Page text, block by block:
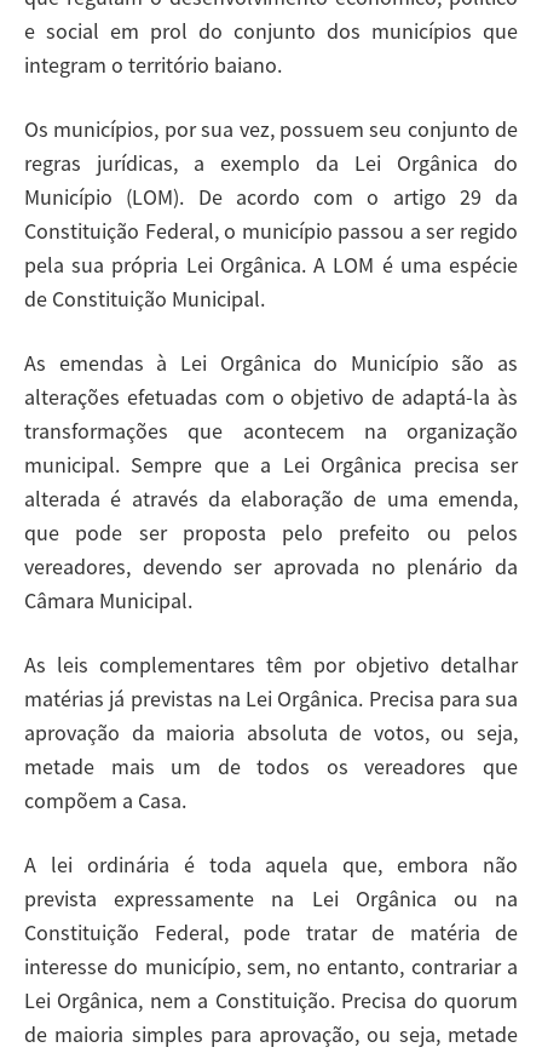
e social em prol do conjunto dos municípios que
integram o território baiano.
Os municípios, por sua vez, possuem seu conjunto de
regras jurídicas, a exemplo da Lei Orgânica do
Município (LOM). De acordo com o artigo 29 da
Constituição Federal, o município passou a ser regido
pela sua própria Lei Orgânica. A LOM é uma espécie
de Constituição Municipal.
As emendas à Lei Orgânica do Município são as
alterações efetuadas com o objetivo de adaptá-la às
transformações que acontecem na organização
municipal. Sempre que a Lei Orgânica precisa ser
alterada é através da elaboração de uma emenda,
que pode ser proposta pelo prefeito ou pelos
vereadores, devendo ser aprovada no plenário da
Câmara Municipal.
As leis complementares têm por objetivo detalhar
matérias já previstas na Lei Orgânica. Precisa para sua
aprovação da maioria absoluta de votos, ou seja,
metade mais um de todos os vereadores que
compõem a Casa.
A lei ordinária é toda aquela que, embora não
prevista expressamente na Lei Orgânica ou na
Constituição Federal, pode tratar de matéria de
interesse do município, sem, no entanto, contrariar a
Lei Orgânica, nem a Constituição. Precisa do quorum
de maioria simples para aprovação, ou seja, metade